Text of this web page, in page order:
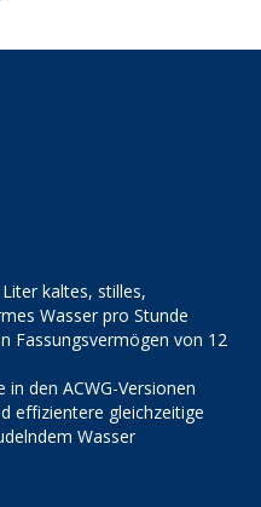
kaltes, stilles,
Wasser pro Stunde
Fassungsvermögen von 12
den ACWG-Versionen
effizientere gleichzeitige
Wasser